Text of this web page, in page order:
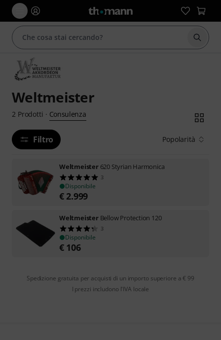
Weltmeister
2 Prodotti · Consulenza
Filtro Popolarità
Weltmeister 620 Styrian Harmonica
3
Disponibile
€ 2.999
Weltmeister Bellow Protection 120
3
Disponibile
€ 106
Spedizione gratuita per acquisti di un importo superiore a € 99
I prezzi includono l'IVA locale